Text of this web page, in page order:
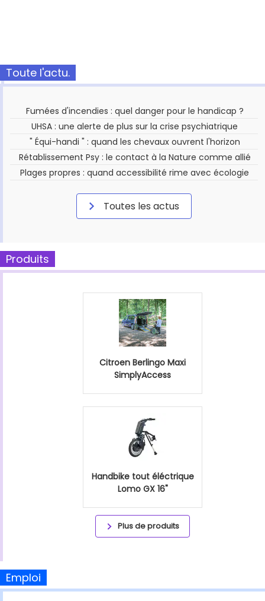
Toute l'actu.
Fumées d'incendies : quel danger pour le handicap ?
UHSA : une alerte de plus sur la crise psychiatrique
" Équi-handi " : quand les chevaux ouvrent l'horizon
Rétablissement Psy : le contact à la Nature comme allié
Plages propres : quand accessibilité rime avec écologie
Toutes les actus
Produits
Citroen Berlingo Maxi
SimplyAccess
Handbike tout éléctrique
Lomo GX 16"
Plus de produits
Emploi